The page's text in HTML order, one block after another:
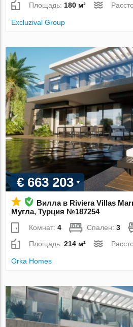
Площадь: 180 м²
Excluzival Group
€ 663 203
Вилла в Riviera Villas
Мугла, Турция №187254
Комнат:4 Спален:3
Площадь:214 м²
Orka Homes